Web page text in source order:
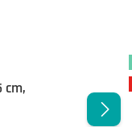
cm,